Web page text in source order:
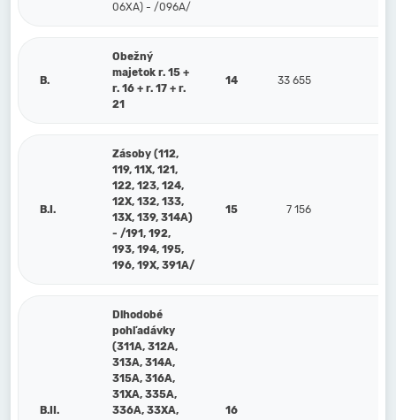
06XA) - /096A/
B.
Obežný
majetok r. 15 +
r. 16 + r. 17 + r.
21
14 33 655
B.I.
Zásoby (112,
119, 11X, 121,
122, 123, 124,
12X, 132, 133,
13X, 139, 314A)
- /191, 192,
193, 194, 195,
196, 19X, 391A/
15 7 156
B.II.
Dlhodobé
pohľadávky
(311A, 312A,
313A, 314A,
315A, 316A,
31XA, 335A,
336A, 33XA,
16